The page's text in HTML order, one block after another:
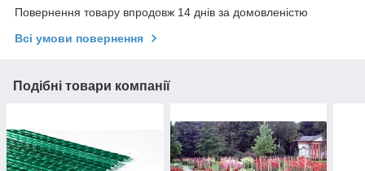
Повернення товару впродовж 14 днів за домовленістю
Всі умови повернення
Подібні товари компанії